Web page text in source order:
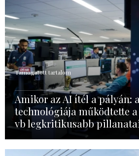
Támogatott tartalom
Amikor az AI ítél a pályán:
technológiája működtette
vb legkritikusabb